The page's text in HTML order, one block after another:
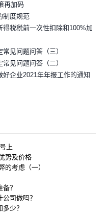
再加码
制度规范
税税前一次性扣除和100%加
见问题问答（三）
见问题问答（二）
企业2021年年报工作的通知
上
势及价格
的考虑（一）
？
司做吗？
少？